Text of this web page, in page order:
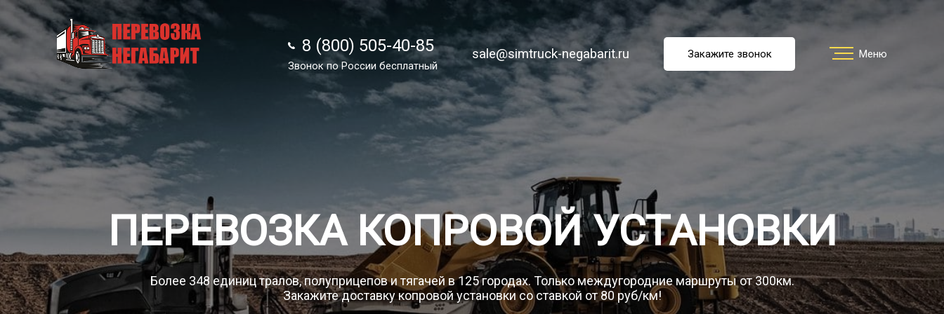
8 (800) 505-40-85
Звонок по РФ бесплатный
sale@simtruck-negabarit.ru Заказать звонок Меню
Заказать перевозку
О компании
Грузы
8 (800) 505-40-85
Звонок по России бесплатный
sale@simtruck-negabarit.ru Закажите звонок Меню
ПЕРЕВОЗКА КОПРОВОЙ УСТАНОВКИ
Более 348 единиц тралов, полуприцепов и тягачей в 125 городах. Только междугородние маршруты от 300км.
Закажите доставку копровой установки со ставкой от 80 руб/км!